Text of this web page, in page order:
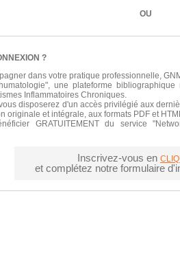
OU
?
dans votre pratique professionnelle,
une plateforme
Inflammatoires Chroniques.
disposerez d'un accès privilégié aux
originale et intégrale, aux formats PDF et
GRATUITEMENT du service
Inscrivez-vous en
et complétez notre formulaire